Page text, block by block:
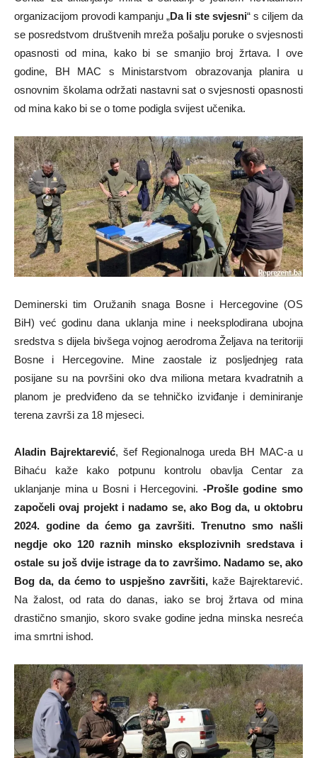
organizacijom provodi kampanju „Da li ste svjesni“ s ciljem da
se posredstvom društvenih mreža pošalju poruke o svjesnosti
opasnosti od mina, kako bi se smanjio broj žrtava. I ove
godine, BH MAC s Ministarstvom obrazovanja planira u
osnovnim školama održati nastavni sat o svjesnosti opasnosti
od mina kako bi se o tome podigla svijest učenika.
Deminerski tim Oružanih snaga Bosne i Hercegovine (OS
BiH) već godinu dana uklanja mine i neeksplodirana ubojna
sredstva s dijela bivšega vojnog aerodroma Željava na teritoriji
Bosne i Hercegovine. Mine zaostale iz posljednjeg rata
posijane su na površini oko dva miliona metara kvadratnih a
planom je predviđeno da se tehničko izviđanje i deminiranje
terena završi za 18 mjeseci.
Aladin Bajrektarević, šef Regionalnoga ureda BH MAC-a u
Bihaću kaže kako potpunu kontrolu obavlja Centar za
uklanjanje mina u Bosni i Hercegovini. -Prošle godine smo
započeli ovaj projekt i nadamo se, ako Bog da, u oktobru
2024. godine da ćemo ga završiti. Trenutno smo našli
negdje oko 120 raznih minsko eksplozivnih sredstava i
ostale su još dvije istrage da to završimo. Nadamo se, ako
Bog da, da ćemo to uspješno završiti, kaže Bajrektarević.
Na žalost, od rata do danas, iako se broj žrtava od mina
drastično smanjio, skoro svake godine jedna minska nesreća
ima smrtni ishod.